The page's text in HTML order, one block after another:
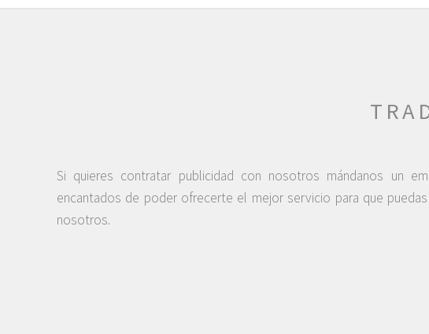
Si quieres contratar publicidad con nosotros mándanos un
encantados de poder ofrecerte el mejor servicio para que
nosotros.